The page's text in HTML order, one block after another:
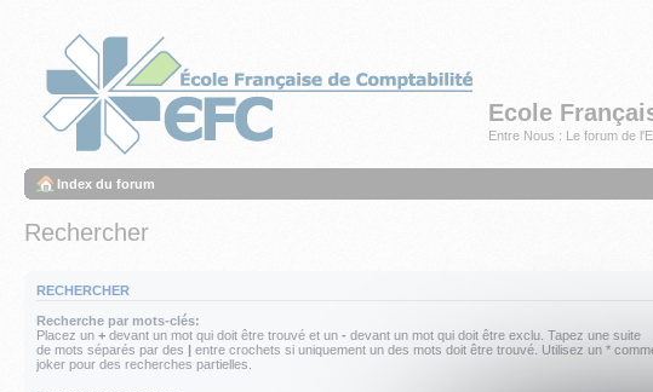
Ecole
Entre Nous : Le forum de
Index du forum
Rechercher
RECHERCHER
Recherche par mots-clés:
Placez un + devant un mot qui doit être trouvé et un - devant un mot qui doit être exclu. Tapez une suite
de mots séparés par des | entre crochets si uniquement un des mots doit être trouvé. Utilisez un *
joker pour des recherches partielles.